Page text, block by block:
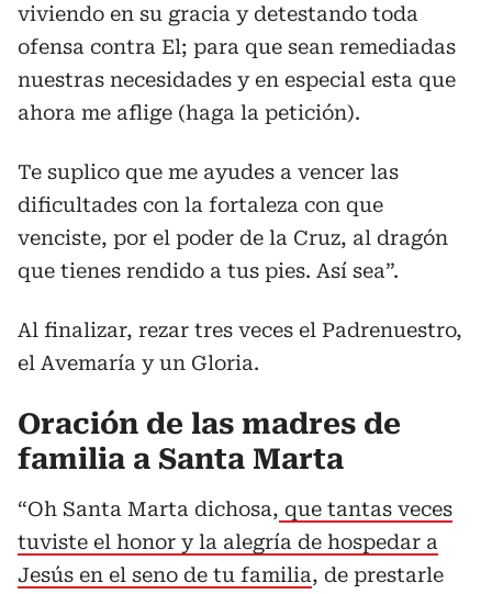
viviendo en su gracia y detestando toda
ofensa contra El; para que sean remediadas
nuestras necesidades y en especial esta que
ahora me aflige (haga la petición).
Te suplico que me ayudes a vencer las
dificultades con la fortaleza con que
venciste, por el poder de la Cruz, al dragón
que tienes rendido a tus pies. Así sea”.
Al finalizar, rezar tres veces el Padrenuestro,
el Avemaría y un Gloria.
Oración de las madres de
familia a Santa Marta
“Oh Santa Marta dichosa, que tantas veces
tuviste el honor y la alegría de hospedar a
Jesús en el seno de tu familia, de prestarle